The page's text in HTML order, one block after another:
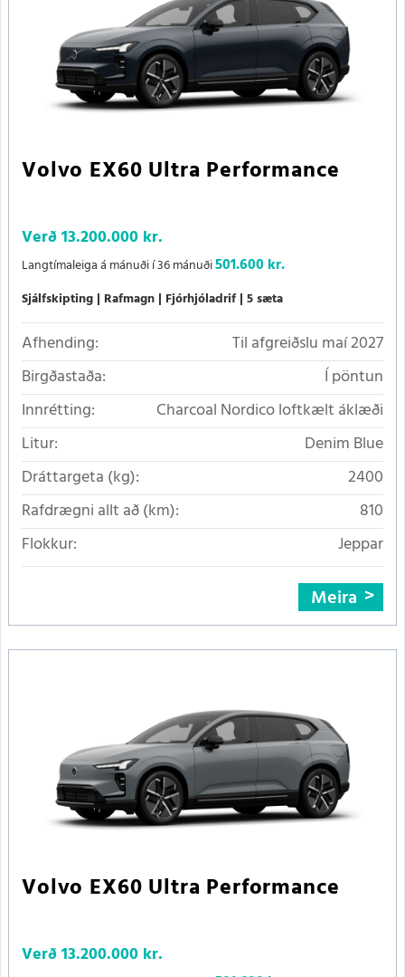
Volvo EX60 Ultra Performance
Verð13.200.000 kr.
Langtímaleiga á mánuði í 36 mánuði501.600 kr.
Sjálfskipting Rafmagn Fjórhjóladrif 5 sæta
Afhending:
Til afgreiðslu maí 2027
Birgðastaða:
Í pöntun
Innrétting:
Charcoal Nordico loftkælt áklæði
Litur:
Denim Blue
Dráttargeta (kg):
2400
Rafdrægni allt að (km):
810
Flokkur:
Jeppar
Meira
Volvo EX60 Ultra Performance
Verð13.200.000 kr.